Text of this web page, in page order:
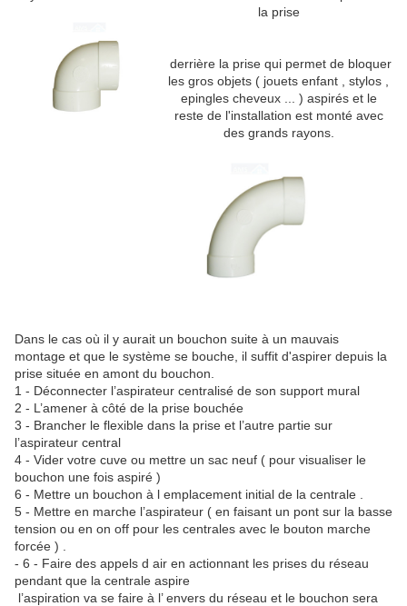
la prise
derrière la prise qui permet de bloquer
les gros objets ( jouets enfant , stylos ,
epingles cheveux ... ) aspirés et le
reste de l'installation est monté avec
des grands rayons.
Dans le cas où il y aurait un bouchon suite à un mauvais
montage et que le système se bouche, il suffit d'aspirer depuis la
prise située en amont du bouchon.
1 - Déconnecter l’aspirateur centralisé de son support mural
2 - L’amener à côté de la prise bouchée
3 - Brancher le flexible dans la prise et l’autre partie sur
l’aspirateur central
4 - Vider votre cuve ou mettre un sac neuf ( pour visualiser le
bouchon une fois aspiré )
6 - Mettre un bouchon à l emplacement initial de la centrale .
5 - Mettre en marche l’aspirateur ( en faisant un pont sur la basse
tension ou en on off pour les centrales avec le bouton marche
forcée ) .
- 6 - Faire des appels d air en actionnant les prises du réseau
pendant que la centrale aspire
l’aspiration va se faire à l’ envers du réseau et le bouchon sera